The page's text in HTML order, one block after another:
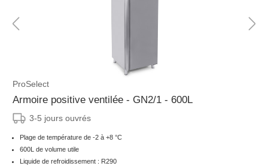
ProSelect
Armoire positive ventilée - GN2/1 - 600L
3-5 jours ouvrés
Plage de température de -2 à +8 °C
600L de volume utile
Liquide de refroidissement : R290